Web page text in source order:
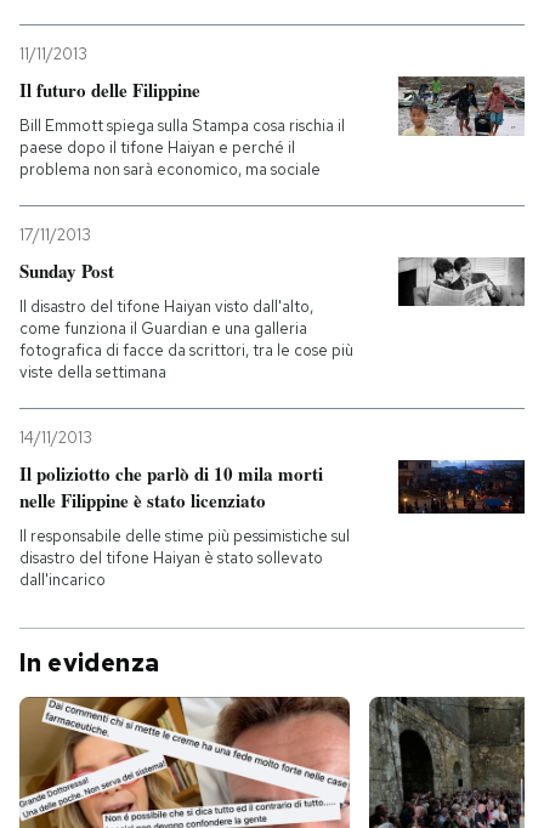
11/11/2013
Il futuro delle Filippine
Bill Emmott spiega sulla Stampa cosa rischia il
paese dopo il tifone Haiyan e perché il
problema non sarà economico, ma sociale
17/11/2013
Sunday Post
Il disastro del tifone Haiyan visto dall'alto,
come funziona il Guardian e una galleria
fotografica di facce da scrittori, tra le cose più
viste della settimana
14/11/2013
Il poliziotto che parlò di 10 mila morti
nelle Filippine è stato licenziato
Il responsabile delle stime più pessimistiche sul
disastro del tifone Haiyan è stato sollevato
dall'incarico
In evidenza